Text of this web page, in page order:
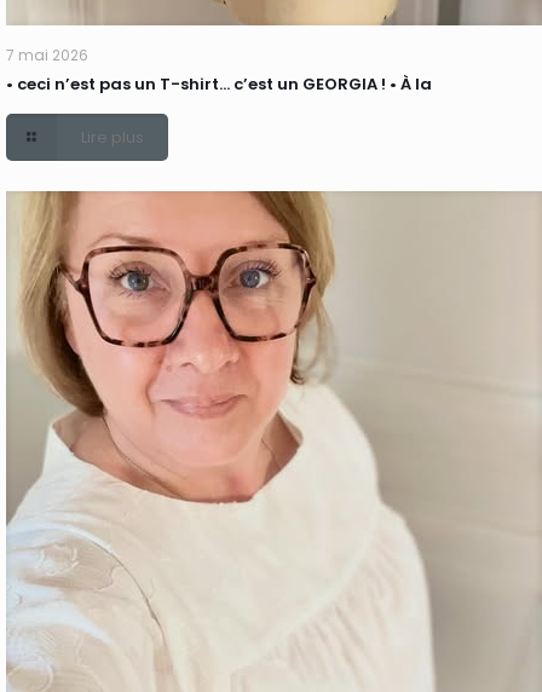
7 mai 2026
• ceci n’est pas un T-shirt… c’est un GEORGIA ! • À la
Lire plus